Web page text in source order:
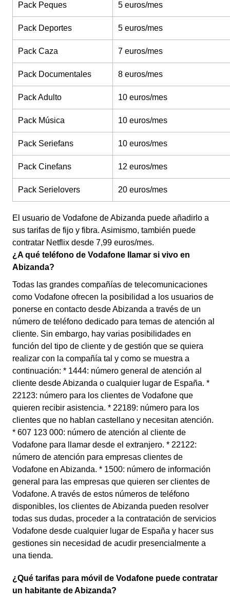
Pack Peques 5 euros/mes
Pack Deportes 5 euros/mes
Pack Caza 7 euros/mes
Pack Documentales 8 euros/mes
Pack Adulto 10 euros/mes
Pack Música 10 euros/mes
Pack Seriefans 10 euros/mes
Pack Cinefans 12 euros/mes
Pack Serielovers 20 euros/mes
El usuario de Vodafone de Abizanda puede añadirlo a
sus tarifas de fijo y fibra. Asimismo, también puede
contratar Netflix desde 7,99 euros/mes.
¿A qué teléfono de Vodafone llamar si vivo en
Abizanda?
Todas las grandes compañías de telecomunicaciones
como Vodafone ofrecen la posibilidad a los usuarios de
ponerse en contacto desde Abizanda a través de un
número de teléfono dedicado para temas de atención al
cliente. Sin embargo, hay varias posibilidades en
función del tipo de cliente y de gestión que se quiera
realizar con la compañía tal y como se muestra a
continuación: * 1444: número general de atención al
cliente desde Abizanda o cualquier lugar de España. *
22123: número para los clientes de Vodafone que
quieren recibir asistencia. * 22189: número para los
clientes que no hablan castellano y necesitan atención.
* 607 123 000: número de atención al cliente de
Vodafone para llamar desde el extranjero. * 22122:
número de atención para empresas clientes de
Vodafone en Abizanda. * 1500: número de información
general para las empresas que quieren ser clientes de
Vodafone. A través de estos números de teléfono
disponibles, los clientes de Abizanda pueden resolver
todas sus dudas, proceder a la contratación de servicios
Vodafone desde cualquier lugar de España y hacer sus
gestiones sin necesidad de acudir presencialmente a
una tienda.
¿Qué tarifas para móvil de Vodafone puede contratar
un habitante de Abizanda?